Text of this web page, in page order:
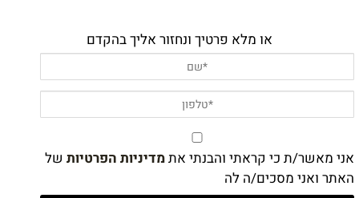
או מלא פרטיך ונחזור אליך בהקדם
אני מאשר/ת כי קראתי והבנתי אתמדיניות הפרטיות של
האתר ואני מסכים/ה לה